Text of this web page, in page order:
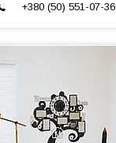
+380 (50) 551-07-36